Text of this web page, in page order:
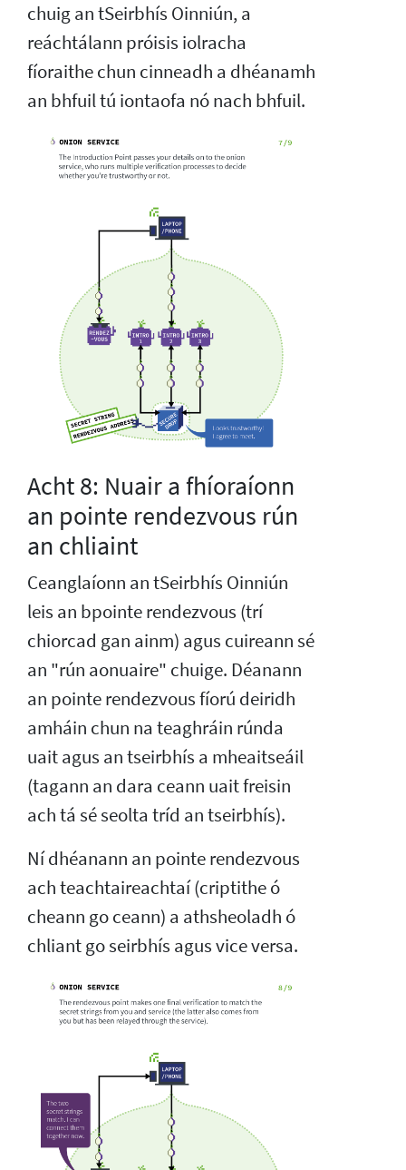
chuig an tSeirbhís Oinniún, a
reáchtálann próisis iolracha
fíoraithe chun cinneadh a dhéanamh
an bhfuil tú iontaofa nó nach bhfuil.
Acht 8: Nuair a fhíoraíonn
an pointe rendezvous rún
an chliaint
Ceanglaíonn an tSeirbhís Oinniún
leis an bpointe rendezvous (trí
chiorcad gan ainm) agus cuireann sé
an "rún aonuaire" chuige. Déanann
an pointe rendezvous fíorú deiridh
amháin chun na teaghráin rúnda
uait agus an tseirbhís a mheaitseáil
(tagann an dara ceann uait freisin
ach tá sé seolta tríd an tseirbhís).
Ní dhéanann an pointe rendezvous
ach teachtaireachtaí (criptithe ó
cheann go ceann) a athsheoladh ó
chliant go seirbhís agus vice versa.